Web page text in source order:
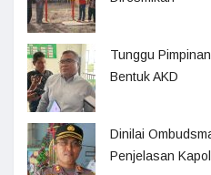
Tunggu
Bentuk AKD
Dinilai
Penjelasan